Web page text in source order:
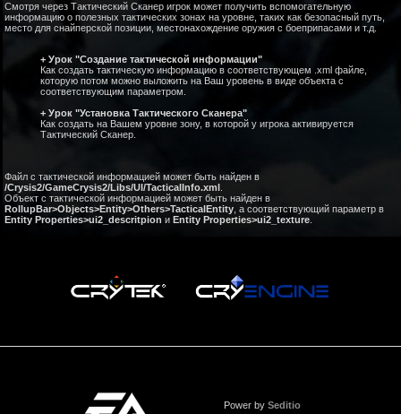
Смотря через Тактический Сканер игрок может получить вспомогательную
информацию о полезных тактических зонах на уровне, таких как безопасный путь,
место для снайперской позиции, местонахождение оружия с боеприпасами и т.д.
+ Урок "Создание тактической информации"
Как создать тактическую информацию в соответствующем .xml файле,
которую потом можно выложить на Ваш уровень в виде объекта с
соответствующим параметром.
+ Урок "Установка Тактического Сканера"
Как создать на Вашем уровне зону, в которой у игрока активируется
Тактический Сканер.
Файл с тактической информацией может быть найден в
/Crysis2/GameCrysis2/Libs/UI/TacticalInfo.xml
Объект с тактической информацией может быть найден в
RollupBar>Objects>Entity>Others>TacticalEntity , а соответствующий параметр в
Entity Properties>ui2_descritpion и Entity Properties>ui2_texture
Power by Seditio